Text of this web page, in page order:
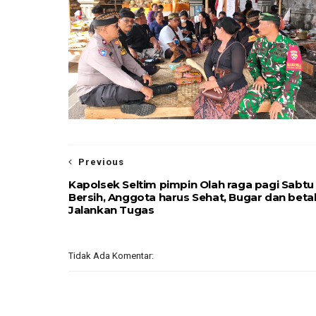
Previous
Kapolsek Seltim pimpin Olah raga pagi Sabtu
Bersih, Anggota harus Sehat, Bugar dan
Jalankan Tugas
Tidak Ada Komentar: